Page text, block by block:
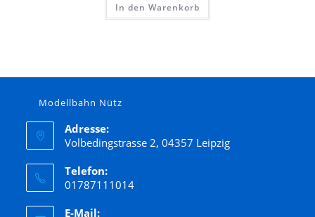
In den Warenkorb
Modellbahn Nütz
Adresse:
Volbedingstrasse 2, 04357 Leipzig
Telefon:
01787111014
E-Mail: